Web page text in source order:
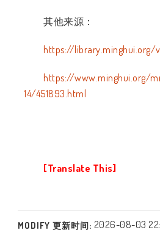
其他来源：
https://
https://www.minghui.org/
14/451893.html
[Translate This]
MODIFY 更新时间: 2026-08-03